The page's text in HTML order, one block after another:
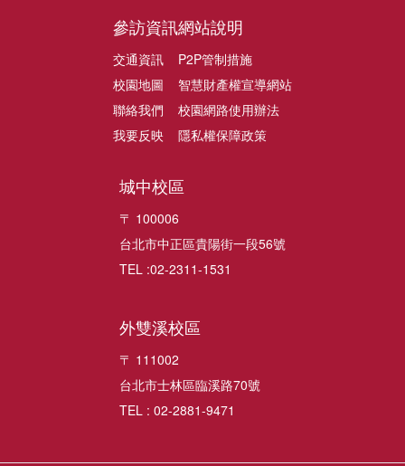
參訪資訊
交通資訊
校園地圖
聯絡我們
我要反映
網站說明
P2P管制措施
智慧財產權宣導網站
校園網路使用辦法
隱私權保障政策
城中校區
〒 100006
台北市中正區貴陽街一段56號
TEL :02-2311-1531
外雙溪校區
〒 111002
台北市士林區臨溪路70號
TEL : 02-2881-9471